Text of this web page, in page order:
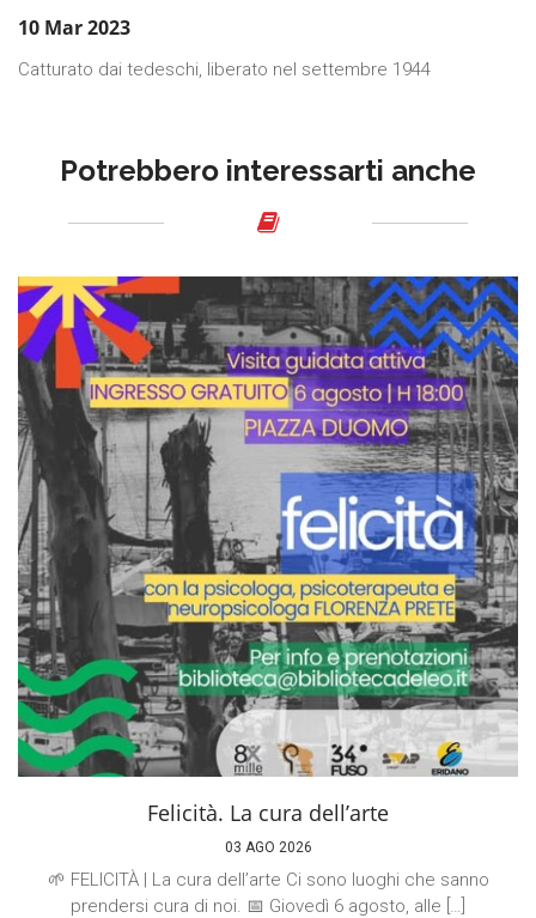
10 Mar 2023
Catturato dai tedeschi, liberato nel settembre 1944
Potrebbero interessarti anche
Felicità. La cura dell’arte
03 AGO 2026
🌱 FELICITÀ | La cura dell’arte Ci sono luoghi che sanno
prendersi cura di noi. 📅 Giovedì 6 agosto, alle […]